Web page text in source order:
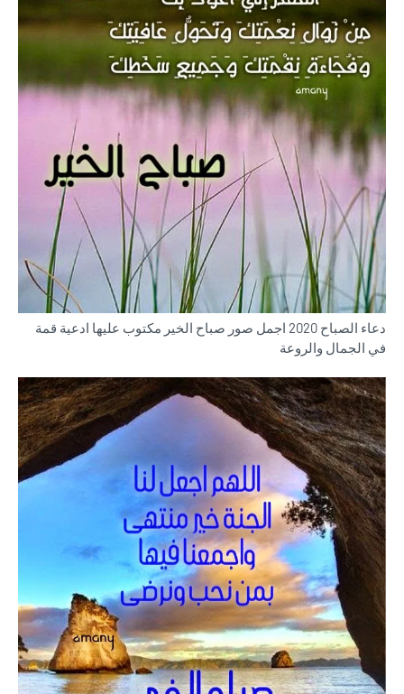
دعاء الصباح 2020 اجمل صور صباح الخير مكتوب عليها ادعية قمة
في الجمال والروعة